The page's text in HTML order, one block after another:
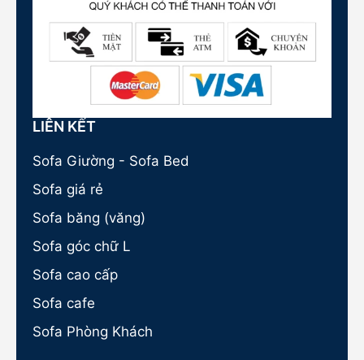
LIÊN KẾT
Sofa Giường - Sofa Bed
Sofa giá rẻ
Sofa băng (văng)
Sofa góc chữ L
Sofa cao cấp
Sofa cafe
Sofa Phòng Khách